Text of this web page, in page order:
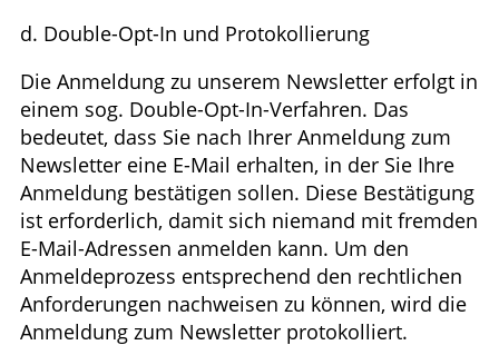
d. Double-Opt-In und Protokollierung
Die Anmeldung zu unserem Newsletter erfolgt in
einem sog. Double-Opt-In-Verfahren. Das
bedeutet, dass Sie nach Ihrer Anmeldung zum
Newsletter eine E-Mail erhalten, in der Sie Ihre
Anmeldung bestätigen sollen. Diese Bestätigung
ist erforderlich, damit sich niemand mit fremden
E-Mail-Adressen anmelden kann. Um den
Anmeldeprozess entsprechend den rechtlichen
Anforderungen nachweisen zu können, wird die
Anmeldung zum Newsletter protokolliert.